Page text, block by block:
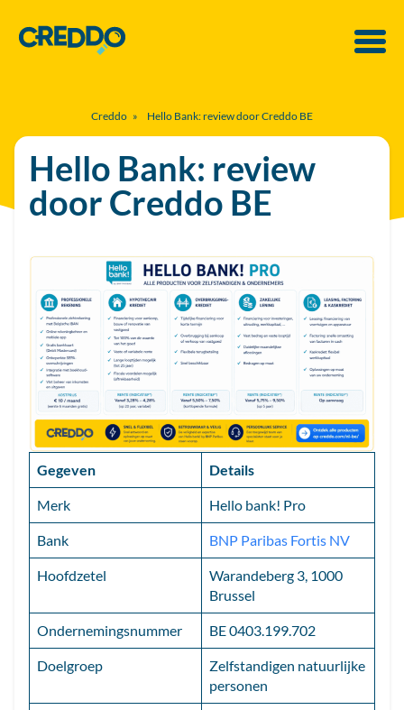
Creddo » Hello Bank: review door Creddo BE
Hello Bank: review
door Creddo BE
Gegeven Details
Merk Hello bank! Pro
Bank BNP Paribas Fortis NV
Hoofdzetel
Warandeberg 3, 1000
Brussel
Ondernemingsnummer BE 0403.199.702
Doelgroep
Zelfstandigen natuurlijke
personen